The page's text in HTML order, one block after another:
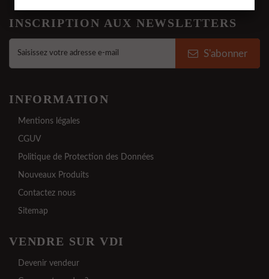
INSCRIPTION AUX NEWSLETTERS
S'abonner
INFORMATION
Mentions légales
CGUV
Politique de Protection des Données
Nouveaux Produits
Contactez nous
Sitemap
VENDRE SUR VDI
Devenir vendeur